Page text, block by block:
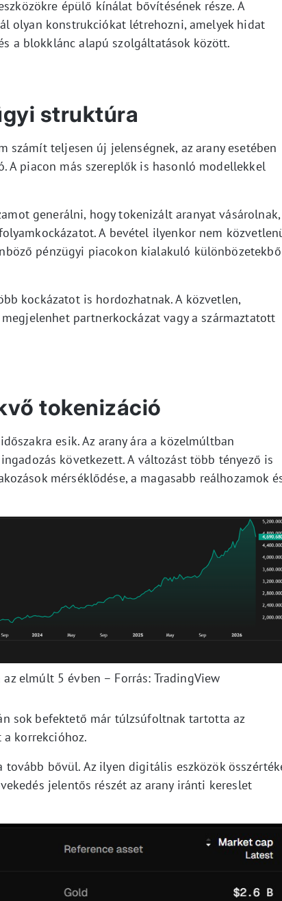
épülő kínálat bővítésének része. A
olyan konstrukciókat létrehozni, amelyek hidat
a blokklánc alapú szolgáltatások között.
struktúra
teljesen új jelenségnek, az arany esetében
A piacon más szereplők is hasonló modellekkel
generálni, hogy tokenizált aranyat vásárolnak,
A bevétel ilyenkor nem
pénzügyi piacokon kialakuló
kockázatot is hordozhatnak. A közvetlen,
partnerkockázat vagy a származtatott
tokenizáció
esik. Az arany ára a közelmúltban
következett. A változást több tényező is
mérséklődése, a magasabb reálhozamok
elmúlt 5 évben – Forrás: TradingView
sok befektető már túlzsúfoltnak tartotta az
korrekcióhoz.
bővül. Az ilyen digitális eszközök
jelentős részét az arany iránti kereslet